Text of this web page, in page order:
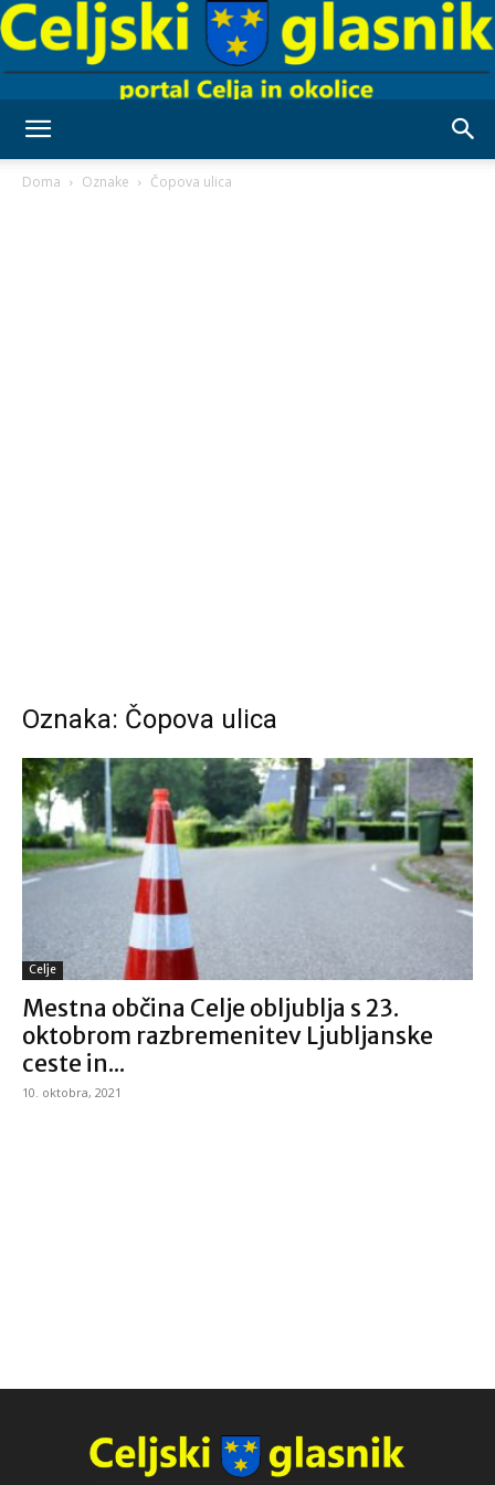
Doma Oznake Čopova ulica
Oznaka: Čopova ulica
Celje
Mestna občina Celje obljublja s 23.
oktobrom razbremenitev Ljubljanske
ceste in...
10. oktobra, 2021